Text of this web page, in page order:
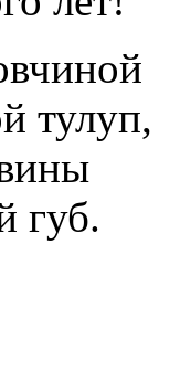
тулуп,
губ.